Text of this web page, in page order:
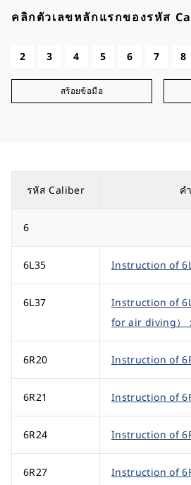
คลิกตัวเลขหลักแรกของรหัส
2 3 4 5 6 7 8
สร้อยข้อมือ
รหัส Caliber ค
6
6L35 Instruction of
6L37
Instruction of
for air diving）
6R20 Instruction of
6R21 Instruction of
6R24 Instruction of
6R27 Instruction of